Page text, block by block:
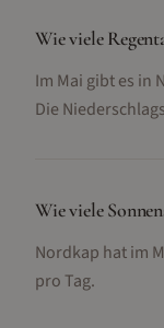
Wie viele
Im Mai gibt es in
Die
Wie viele
Nordkap hat im
pro Tag.